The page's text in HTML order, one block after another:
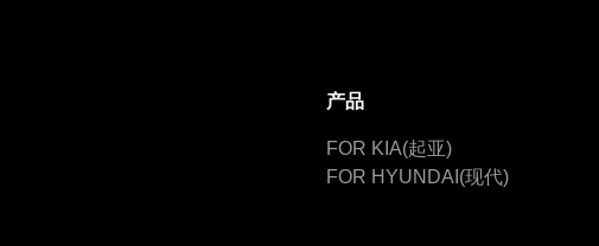
产品
FOR KIA(起亚)
FOR HYUNDAI(现代)